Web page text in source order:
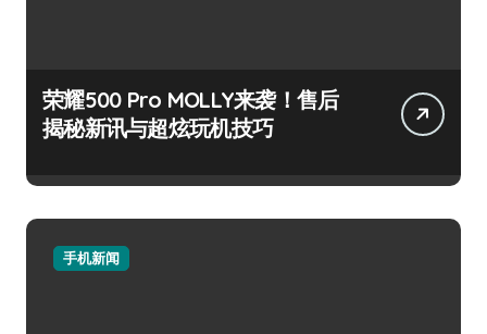
荣耀500 Pro MOLLY来袭！售后
揭秘新讯与超炫玩机技巧
手机新闻